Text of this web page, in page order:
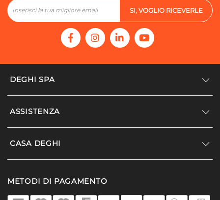
SI, VOGLIO RICEVERLE
DEGHI SPA
Accedi/Registrati
Modello organizzativo e codice etico
Promozioni
ASSISTENZA
Supporto
Agevolazioni fiscali
Termini e condizioni
CASA DEGHI
I nostri luoghi
METODI DI PAGAMENTO